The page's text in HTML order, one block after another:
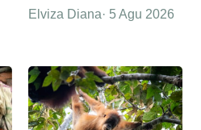
Elviza Diana 5 Agu 2026